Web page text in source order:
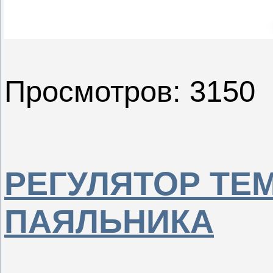
Просмотров: 3150
РЕГУЛЯТОР
ПАЯЛЬНИКА